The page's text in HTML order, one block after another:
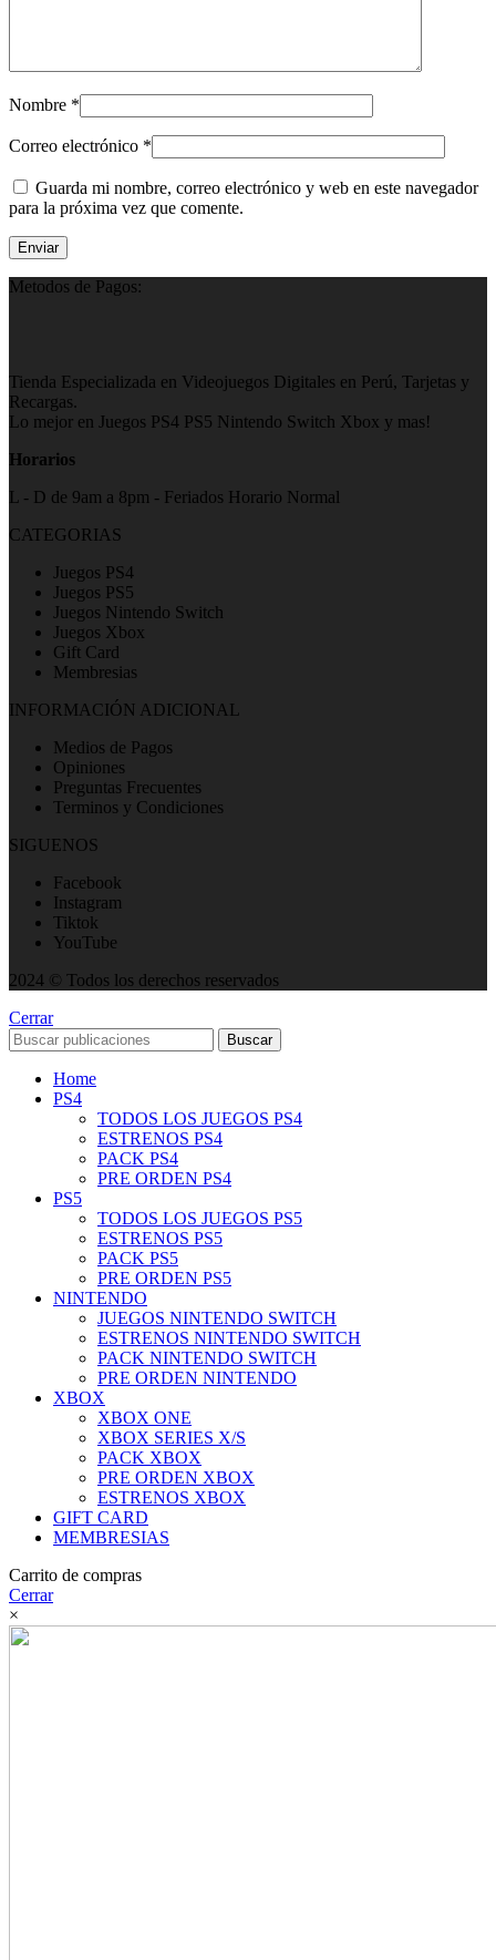
Nombre *
Correo electrónico *
Guarda mi nombre, correo electrónico y web en este navegador
para la próxima vez que comente.
Metodos de Pagos:
Tienda Especializada en Videojuegos Digitales en Perú, Tarjetas y
Recargas.
Lo mejor en Juegos PS4 PS5 Nintendo Switch Xbox y mas!
Horarios
L - D de 9am a 8pm - Feriados Horario Normal
CATEGORIAS
Juegos PS4
Juegos PS5
Juegos Nintendo Switch
Juegos Xbox
Gift Card
Membresias
INFORMACIÓN ADICIONAL
Medios de Pagos
Opiniones
Preguntas Frecuentes
Terminos y Condiciones
SIGUENOS
Facebook
Instagram
Tiktok
YouTube
2024 © Todos los derechos reservados
Cerrar
Buscar
Home
PS4
TODOS LOS JUEGOS PS4
ESTRENOS PS4
PACK PS4
PRE ORDEN PS4
PS5
TODOS LOS JUEGOS PS5
ESTRENOS PS5
PACK PS5
PRE ORDEN PS5
NINTENDO
JUEGOS NINTENDO SWITCH
ESTRENOS NINTENDO SWITCH
PACK NINTENDO SWITCH
PRE ORDEN NINTENDO
XBOX
XBOX ONE
XBOX SERIES X/S
PACK XBOX
PRE ORDEN XBOX
ESTRENOS XBOX
GIFT CARD
MEMBRESIAS
Carrito de compras
Cerrar
×